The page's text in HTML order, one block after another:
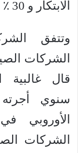
الابتكار و 30 ٪ فقط على التقليد.
وتتفق
الشركات
قال غالبية
سنوي أجرته
الأوروبي
الشركات